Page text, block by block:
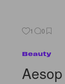
Aesop
Aesop 的